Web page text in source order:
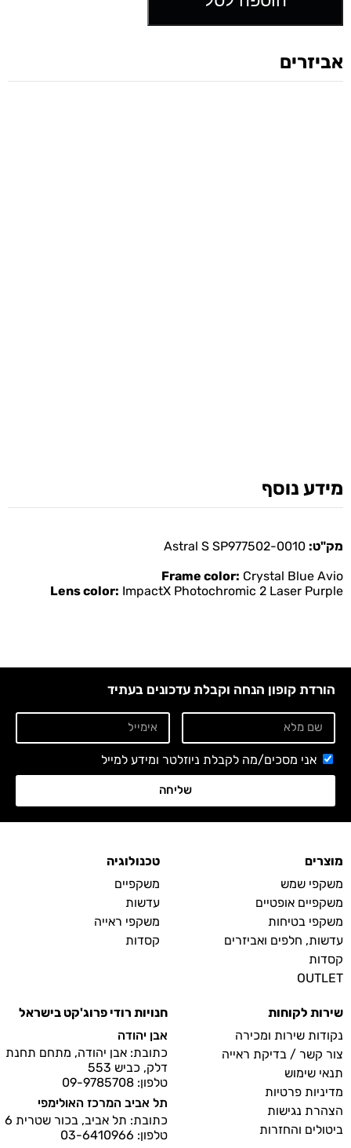
אביזרים
מידע נוסף
מק"ט:
Frame color: Crystal Blue Avio
Lens color: ImpactX Photochromic 2 Laser Purple
הורדת קופון הנחה וקבלת עדכונים בעתיד
אני מסכים/מה לקבלת ניוזלטר ומידע למייל
שליחה
מוצרים
משקפי שמש
משקפיים אופטיים
משקפי בטיחות
עדשות, חלפים ואביזרים
קסדות
OUTLET
טכנולוגיה
משקפיים
עדשות
משקפי ראייה
קסדות
שירות לקוחות
נקודות שירות ומכירה
צור קשר / בדיקת ראייה
תנאי שימוש
מדיניות פרטיות
הצהרת נגישות
ביטולים והחזרות
חנויות רודי פרוג'קט בישראל
אבן יהודה
כתובת: אבן יהודה, מתחם תחנת
דלק, כביש 553
טלפון: 09-9785708
תל אביב המרכז האולימפי
כתובת: תל אביב, בכור שטרית 6
טלפון: 03-6410966